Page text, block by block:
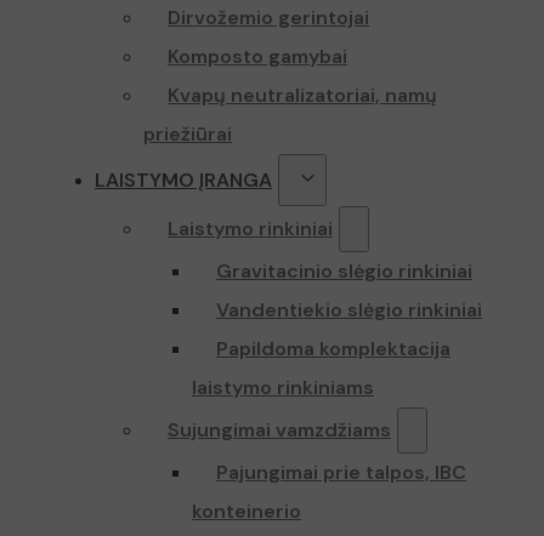
Dirvožemio gerintojai
Komposto gamybai
Kvapų neutralizatoriai, namų
priežiūrai
LAISTYMO ĮRANGA
Laistymo rinkiniai
Gravitacinio slėgio rinkiniai
Vandentiekio slėgio rinkiniai
Papildoma komplektacija
laistymo rinkiniams
Sujungimai vamzdžiams
Pajungimai prie talpos, IBC
konteinerio